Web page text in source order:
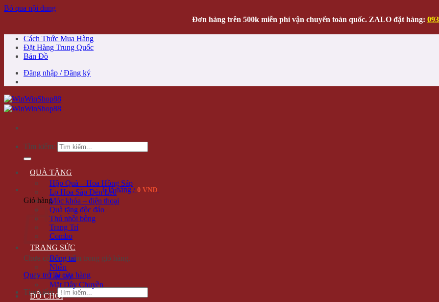
Bỏ qua nội dung
Đơn hàng trên 500k miễn phí vận chuyển toàn quốc. ZALO đặt hàng:
Cách Thức Mua Hàng
Đặt Hàng Trung Quốc
Bản Đồ
Đăng nhập / Đăng ký
Tìm kiếm:
Giỏ hàng / 0 VNĐ
Giỏ hàng
Chưa có sản phẩm trong giỏ hàng.
Quay trở lại cửa hàng
Tìm kiếm:
QUÀ TẶNG
Hộp Quà – Hoa Hồng Sáp
Lọ Hoa Sáp Đèn Led
Móc khóa – điện thoại
Quà tặng độc đáo
Thú nhồi bông
Trang Trí
Combo
TRANG SỨC
Bông tai
Nhẫn
Lắc tay
Mặt Dây Chuyền
ĐỒ CHƠI